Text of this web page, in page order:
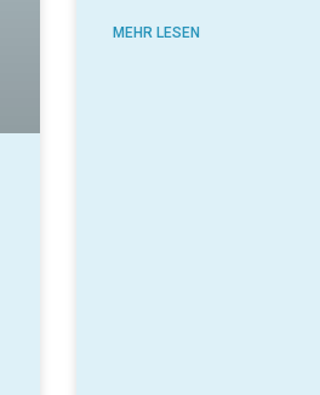
MEHR LESEN